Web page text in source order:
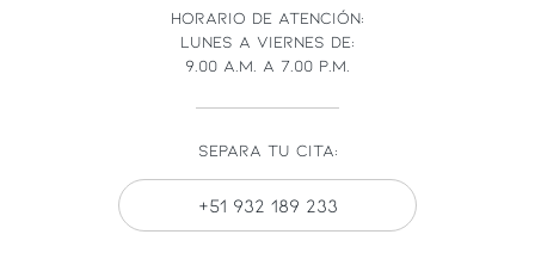
HORARIO DE ATENCIÓN:
LUNES A VIERNES DE:
9.00 A.M. A 7.00 P.M.
SEPARA TU CITA:
+51 932 189 233